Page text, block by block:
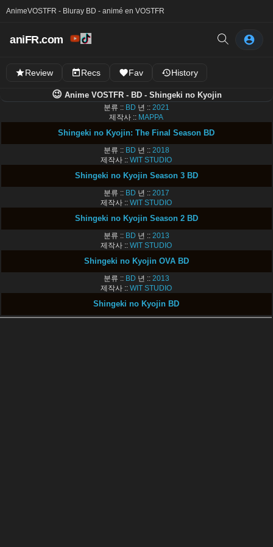
AnimeVOSTFR - Bluray BD - animé en VOSTFR
aniFR.com
Review Recs Fav History
😉 Anime VOSTFR - BD - Shingeki no Kyojin
분류 :: BD 년 :: 2021
제작사 :: MAPPA
Shingeki no Kyojin: The Final Season BD
분류 :: BD 년 :: 2018
제작사 ::WIT STUDIO
Shingeki no Kyojin Season 3 BD
분류 :: BD 년 :: 2017
제작사 ::WIT STUDIO
Shingeki no Kyojin Season 2 BD
분류 :: BD 년 :: 2013
제작사 ::WIT STUDIO
Shingeki no Kyojin OVA BD
분류 :: BD 년 :: 2013
제작사 ::WIT STUDIO
Shingeki no Kyojin BD